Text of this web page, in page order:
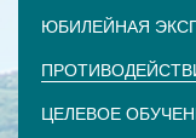
ЮБИЛЕЙНАЯ
ЦЕЛЕВОЕ